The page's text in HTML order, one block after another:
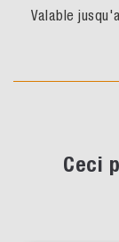
Valable
Ceci